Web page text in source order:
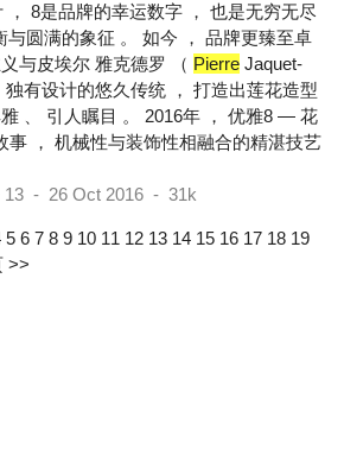
， 8是品牌的幸运数字 ， 也是无穷无尽
与圆满的象征 。 如今 ， 品牌更臻至卓
与皮埃尔 雅克德罗 （ Pierre Jaquet-
独有设计的悠久传统 ， 打造出莲花造型
、 引人瞩目 。 2016年 ， 优雅8 — 花
事 ， 机械性与装饰性相融合的精湛技艺
- 26 Oct 2016 - 31k
5 6 7 8 9 10 11 12 13 14 15 16 17 18 19
>>